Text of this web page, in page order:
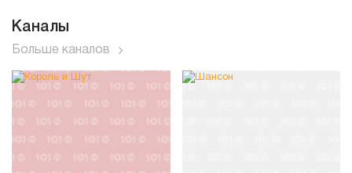
Каналы
Больше каналов